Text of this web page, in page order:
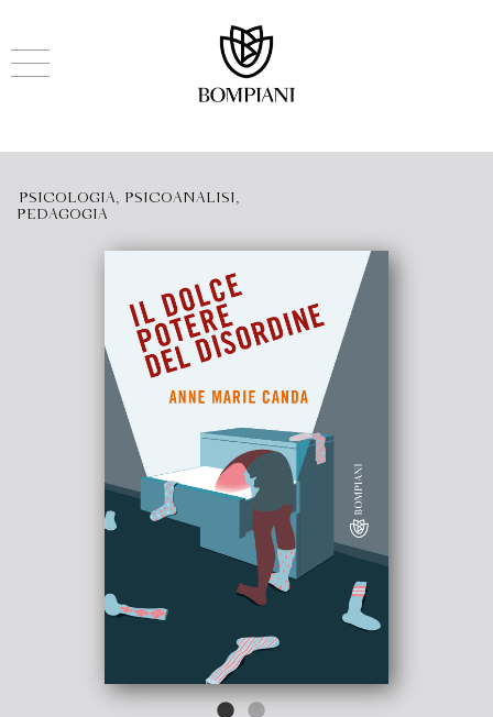
PSICOLOGIA, PSICOANALISI,
PEDAGOGIA